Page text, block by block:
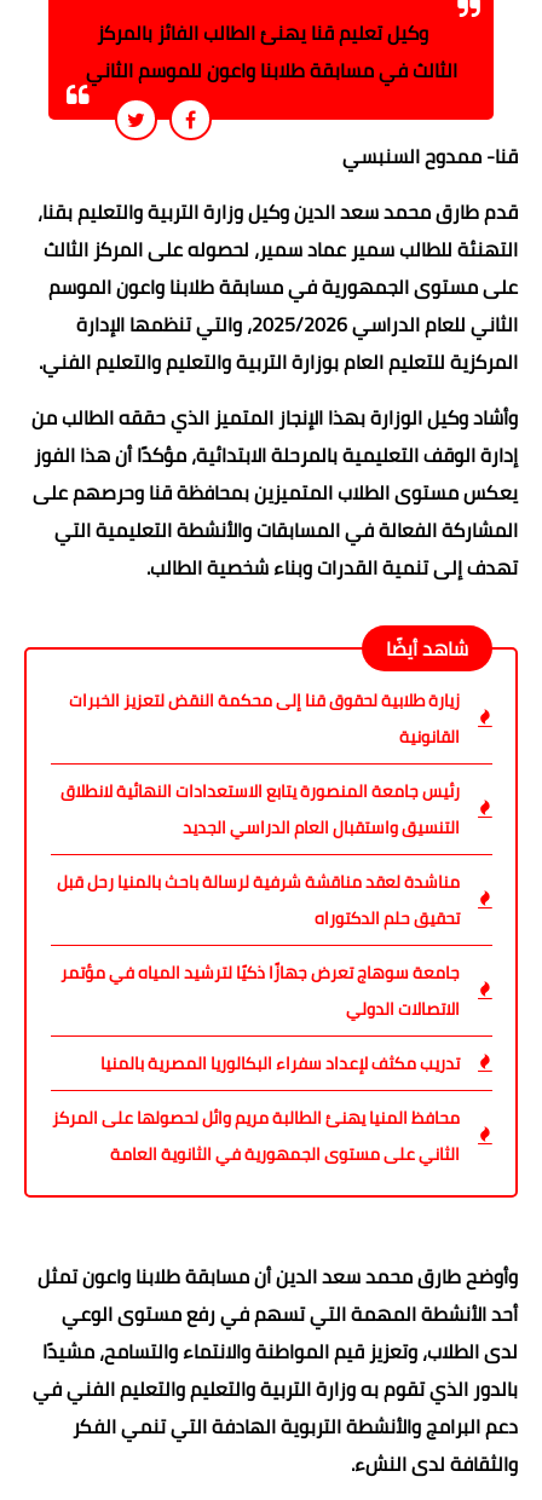
وكيل تعليم قنا يهنئ الطالب الفائز بالمركز
الثالث في مسابقة طلابنا واعون للموسم الثاني
قنا- ممدوح السنبسي
قدم طارق محمد سعد الدين وكيل وزارة التربية والتعليم بقنا،
التهنئة للطالب سمير عماد سمير، لحصوله على المركز الثالث
على مستوى الجمهورية في مسابقة طلابنا واعون الموسم
الثاني للعام الدراسي 2025/2026، والتي تنظمها الإدارة
المركزية للتعليم العام بوزارة التربية والتعليم والتعليم الفني.
وأشاد وكيل الوزارة بهذا الإنجاز المتميز الذي حققه الطالب من
إدارة الوقف التعليمية بالمرحلة الابتدائية، مؤكدًا أن هذا الفوز
يعكس مستوى الطلاب المتميزين بمحافظة قنا وحرصهم على
المشاركة الفعالة في المسابقات والأنشطة التعليمية التي
تهدف إلى تنمية القدرات وبناء شخصية الطالب.
شاهد أيضًا
زيارة طلابية لحقوق قنا إلى محكمة النقض لتعزيز الخبرات
القانونية
رئيس جامعة المنصورة يتابع الاستعدادات النهائية لانطلاق
التنسيق واستقبال العام الدراسي الجديد
مناشدة لعقد مناقشة شرفية لرسالة باحث بالمنيا رحل قبل
تحقيق حلم الدكتوراه
جامعة سوهاج تعرض جهازًا ذكيًا لترشيد المياه في مؤتمر
الاتصالات الدولي
تدريب مكثف لإعداد سفراء البكالوريا المصرية بالمنيا
محافظ المنيا يهنئ الطالبة مريم وائل لحصولها على المركز
الثاني على مستوى الجمهورية في الثانوية العامة
وأوضح طارق محمد سعد الدين أن مسابقة طلابنا واعون تمثل
أحد الأنشطة المهمة التي تسهم في رفع مستوى الوعي
لدى الطلاب، وتعزيز قيم المواطنة والانتماء والتسامح، مشيدًا
بالدور الذي تقوم به وزارة التربية والتعليم والتعليم الفني في
دعم البرامج والأنشطة التربوية الهادفة التي تنمي الفكر
والثقافة لدى النشء.